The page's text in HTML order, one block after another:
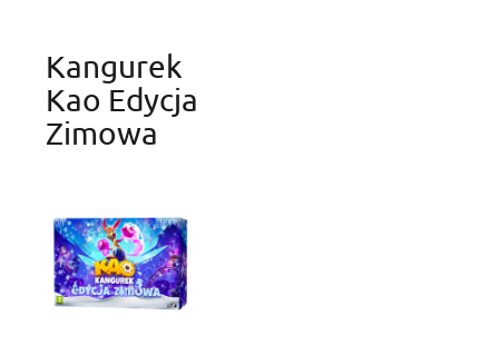
Kangurek
Kao Edycja
Zimowa